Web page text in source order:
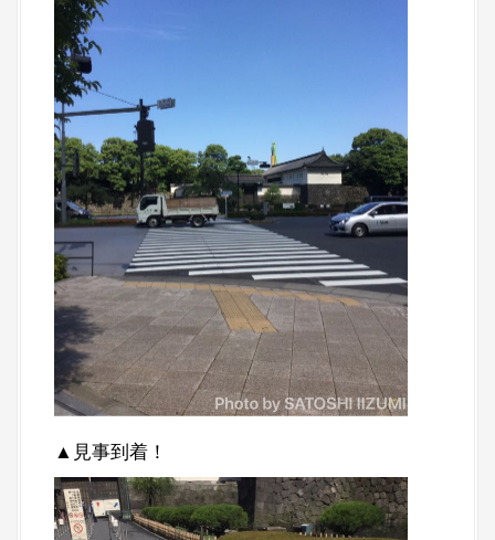
▲見事到着！